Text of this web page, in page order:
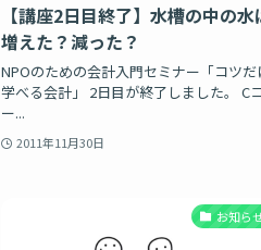
【講座2日目終了】水槽の中の水
増えた？減った？
NPOのための会計入門セミナー「コツだ
学べる会計」 2日目が終了しました。 C
ー...
2011年11月30日
お知ら